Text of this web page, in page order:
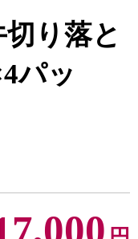
り落と
パッ